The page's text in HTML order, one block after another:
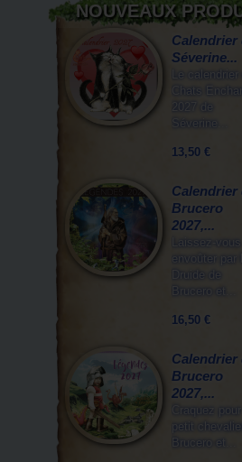
NOUVEAUX
Calendrier
Séverine...
Le calendrier
Chats
2027 de
Séverine...
13,50 €
Calendrier
Brucero
2027,...
Laissez-vous
envoûter par
Druide de
Brucero et...
16,50 €
Calendrier
Brucero
2027,...
Craquez
petit
Brucero et...